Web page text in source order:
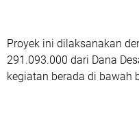
Proyek ini dilaksanakan
291.093.000 dari Dana
kegiatan berada di bawah